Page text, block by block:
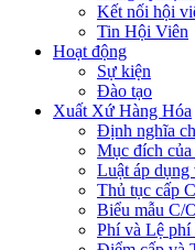
Kết nối hội
Tin Hội Viên
Hoạt động
Sự kiện
Đào tạo
Xuất Xứ Hàng Hóa
Định nghĩa
Mục đích
Luật áp dụng
Thủ tục cấp
Biểu mẫu C/
Phí và Lệ phí